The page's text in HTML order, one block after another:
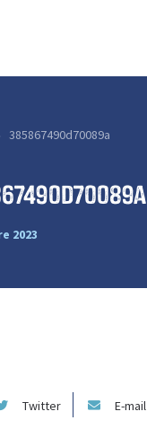
385867490d70089a
2023
Twitter E-mail